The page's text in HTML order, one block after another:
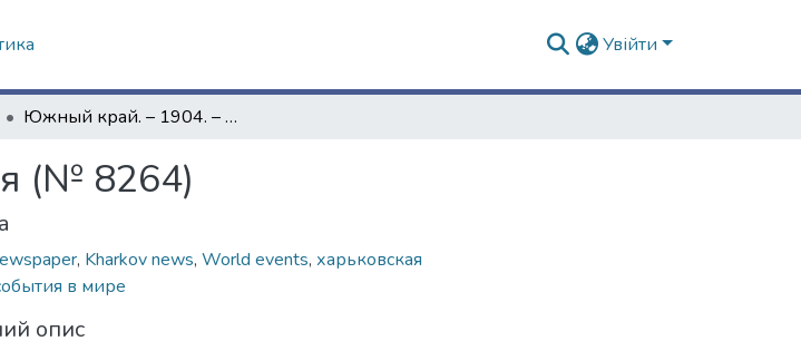
Увійти
Южный край. – 1904. – 4 ноября (№ 8264)
(№ 8264)
, Kharkov news, World events, харьковская
в мире
опис